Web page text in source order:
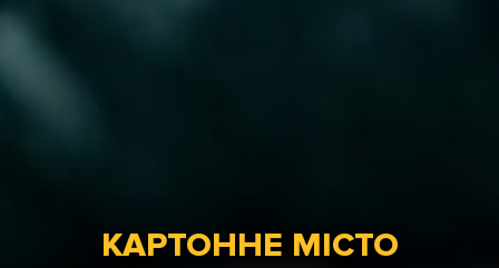
КАРТОННЕ МІСТО